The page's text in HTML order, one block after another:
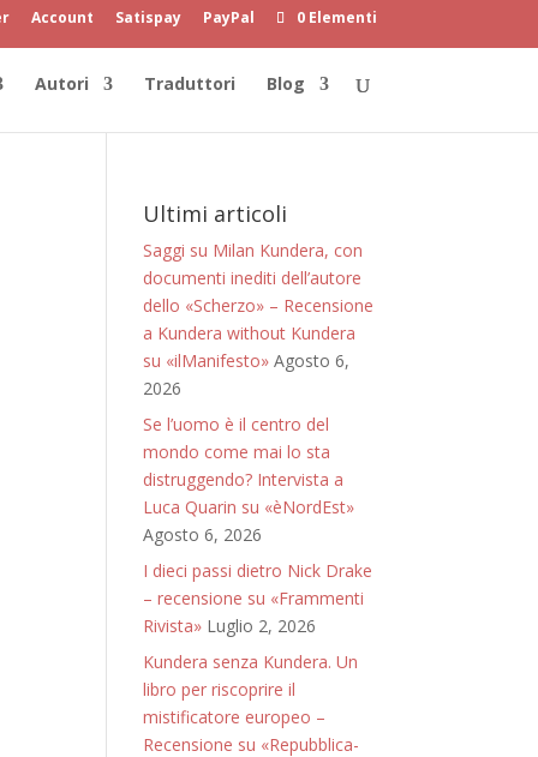
Account Satispay PayPal 0 Elementi
Autori Traduttori Blog
Ultimi articoli
Saggi su Milan Kundera, con
documenti inediti dell’autore
dello «Scherzo» – Recensione
a Kundera without Kundera
su «ilManifesto» Agosto 6,
2026
Se l’uomo è il centro del
mondo come mai lo sta
distruggendo? Intervista a
Luca Quarin su «èNordEst»
Agosto 6, 2026
I dieci passi dietro Nick Drake
– recensione su «Frammenti
Rivista» Luglio 2, 2026
Kundera senza Kundera. Un
libro per riscoprire il
mistificatore europeo –
Recensione su «Repubblica-